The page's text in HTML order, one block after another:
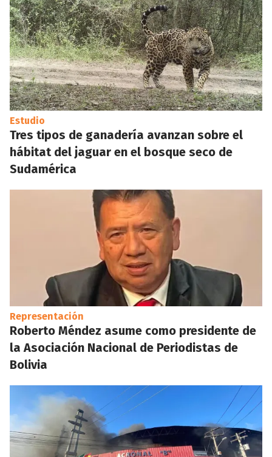
Estudio
Tres tipos de ganadería avanzan sobre el
hábitat del jaguar en el bosque seco de
Sudamérica
Representación
Roberto Méndez asume como presidente de
la Asociación Nacional de Periodistas de
Bolivia